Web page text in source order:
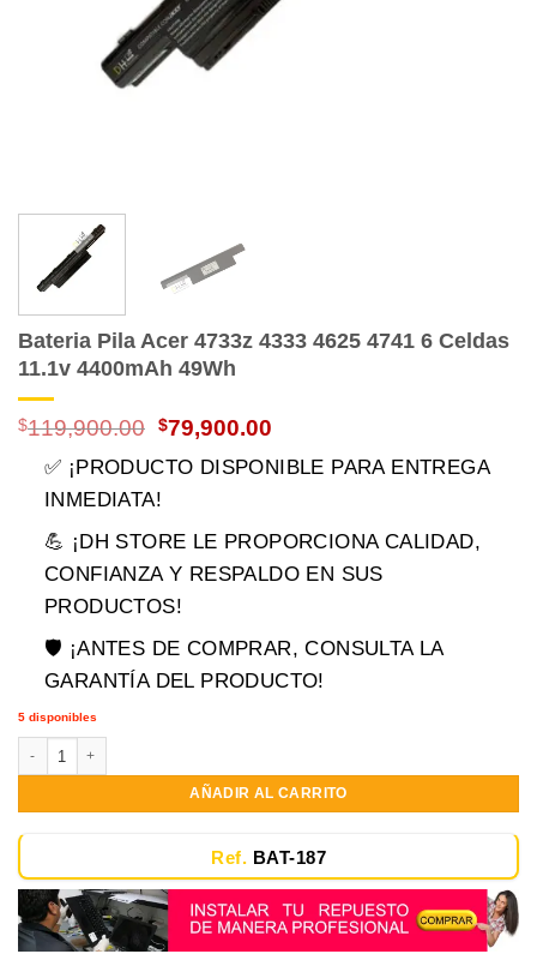
Bateria Pila Acer 4733z 4333 4625 4741 6 Celdas
11.1v 4400mAh 49Wh
$119,900.00 El
original
era:
$79,900.00El
actual
✅ ¡PRODUCTO DISPONIBLE PARA ENTREGA
INMEDIATA!
💪 ¡DH STORE LE PROPORCIONA CALIDAD,
CONFIANZA Y RESPALDO EN SUS
PRODUCTOS!
🛡️ ¡ANTES DE COMPRAR, CONSULTA LA
GARANTÍA DEL PRODUCTO!
5 disponibles
AÑADIR AL CARRITO
Ref. BAT-187